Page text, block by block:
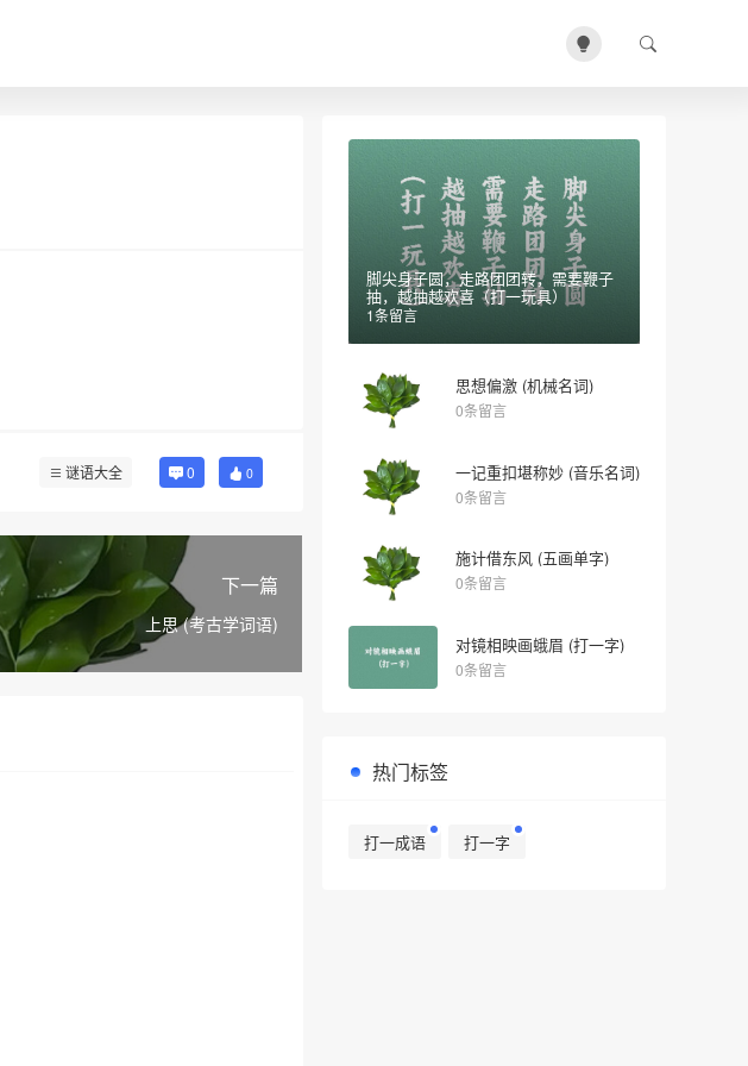
谜语大全 0 0
下一篇
上思 (考古学词语)
脚尖身子圆，走路团团转，需要鞭子
抽，越抽越欢喜（打一玩具）
1条留言
思想偏激 (机械名词)
0条留言
一记重扣堪称妙 (音乐名词)
0条留言
施计借东风 (五画单字)
0条留言
对镜相映画蛾眉 (打一字)
0条留言
热门标签
打一成语 打一字